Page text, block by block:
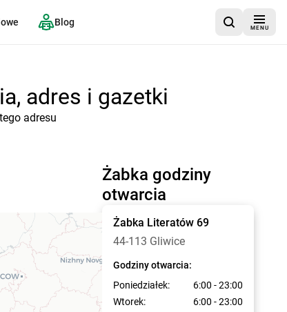
Blog
MENU
adres i gazetki
adresu
Żabka godziny
otwarcia
Żabka Literatów 69
44-113 Gliwice
Godziny otwarcia:
Poniedziałek:
6:00 - 23:00
Wtorek:
6:00 - 23:00